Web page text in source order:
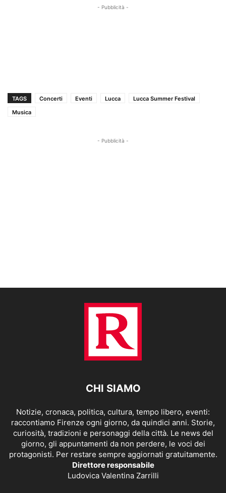
- Pubblicità -
TAGS Concerti Eventi Lucca
Lucca Summer Festival
Musica
- Pubblicità -
CHI SIAMO
Notizie, cronaca, politica, cultura, tempo libero, eventi:
raccontiamo Firenze ogni giorno, da quindici anni. Storie,
curiosità, tradizioni e personaggi della città. Le news del
giorno, gli appuntamenti da non perdere, le voci dei
protagonisti. Per restare sempre aggiornati gratuitamente.
Direttore responsabile
Ludovica Valentina Zarrilli